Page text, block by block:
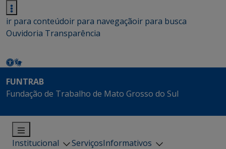
ir para conteúdoir para navegaçãoir para busca
Ouvidoria Transparência
FUNTRAB
Fundação de Trabalho de Mato Grosso do Sul
Institucional ServiçosInformativos